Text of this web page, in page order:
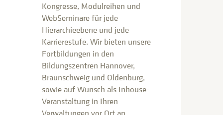
Kongresse, Modulreihen und
WebSeminare für jede
Hierarchieebene und jede
Karrierestufe. Wir bieten unsere
Fortbildungen in den
Bildungszentren Hannover,
Braunschweig und Oldenburg,
sowie auf Wunsch als Inhouse-
Veranstaltung in Ihren